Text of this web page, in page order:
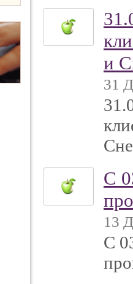
и
31
С
13
С